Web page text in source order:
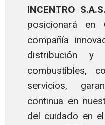
INCENTRO S.A.S.
posicionará en
compañía
distribución y
combustibles,
servicios,
continua en
del cuidado en